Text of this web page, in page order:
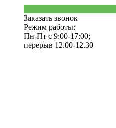
Заказать звонок
Режим работы:
Пн-Пт с 9:00-17:00;
перерыв 12.00-12.30